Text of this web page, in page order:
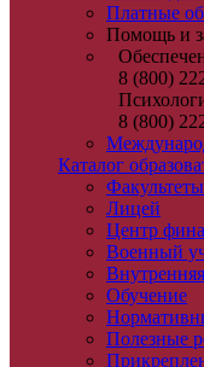
Платные
Помощь и
8 (800)
8 (800)
Каталог
Лицей
Центр
Военный
Обучение
Полезные